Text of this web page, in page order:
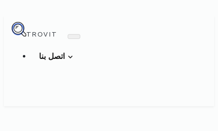
TROVIT